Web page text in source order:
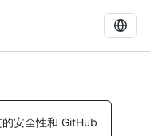
安全性和 GitHub